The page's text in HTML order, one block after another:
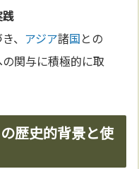
、 アジア諸国との
関与に積極的に取
歴史的背景と使